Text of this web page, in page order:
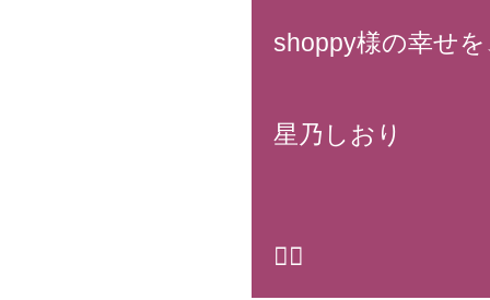
shoppy様の幸せ
星乃しおり
